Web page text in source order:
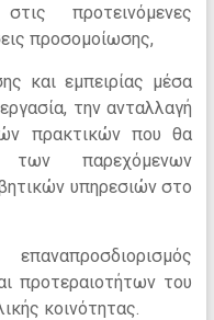
προτεινόμενες
προσομοίωσης,
και εμπειρίας μέσα
την ανταλλαγή
πρακτικών που θα
παρεχόμενων
υπηρεσιών στο
προτεραιοτήτων του
κοινότητας.